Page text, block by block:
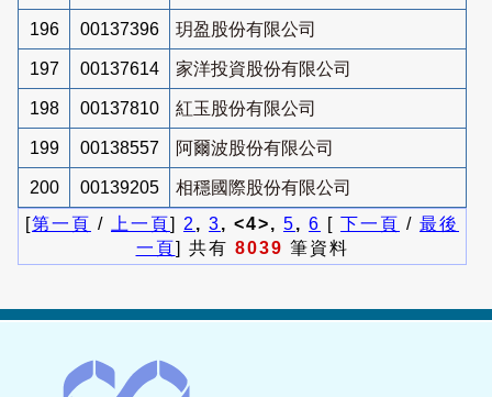
196 00137396 玥盈股份有限公司
197 00137614 家洋投資股份有限公司
198 00137810 紅玉股份有限公司
199 00138557 阿爾波股份有限公司
200 00139205
相穩國際股份有限公司
[第一頁 / 上一頁] 2 , 3, <4>, 5, 6 [ 下一頁 / 最後
一頁] 共有 8039 筆資料